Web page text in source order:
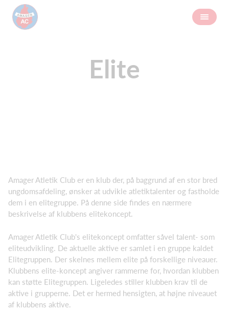
Elite
Amager Atletik Club er en klub der, på baggrund af en stor bred
ungdomsafdeling, ønsker at udvikle atletiktalenter og fastholde
dem i en elitegruppe. På denne side findes en nærmere
beskrivelse af klubbens elitekoncept.
Amager Atletik Club's elitekoncept omfatter såvel talent- som
eliteudvikling. De aktuelle aktive er samlet i en gruppe kaldet
Elitegruppen. Der skelnes mellem elite på forskellige niveauer.
Klubbens elite-koncept angiver rammerne for, hvordan klubben
kan støtte Elitegruppen. Ligeledes stiller klubben krav til de
aktive i grupperne. Det er hermed hensigten, at højne niveauet
af klubbens aktive.